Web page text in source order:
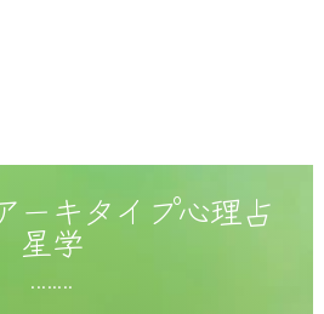
ーキタイプ心理占
星学
........